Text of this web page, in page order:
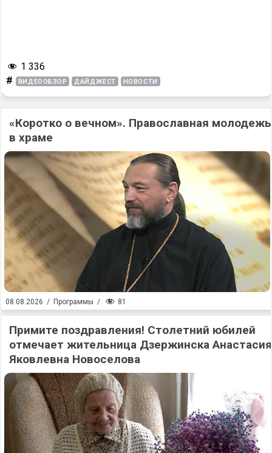
1 336
# ВИДЕООБЗОР ДАЙДЖЕСТ НОВОСТИ
«Коротко о вечном». Православная молодежь
в храме
08.08.2026 / Программы / 81
Примите поздравления! Столетний юбилей
отмечает жительница Дзержинска Анастасия
Яковлевна Новоселова